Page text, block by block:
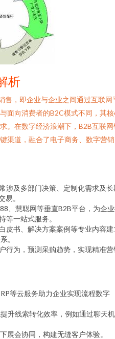
析
售，即企业与企业之间通过互联网
面向消费者的B2C模式不同，其
。在数字经济浪潮下，B2B互联网
渠道，融合了电子商务、数字营
涉及多部门决策、定制化需求及
易。
、慧聪网等垂直B2B平台，为企
等一站式服务。
皮书、解决方案案例等专业内容建
。
行为，预测采购趋势，实现精准营
等云服务助力企业实现流程数字
升线索转化效率，例如通过聊天
展会协同，构建无缝客户体验。